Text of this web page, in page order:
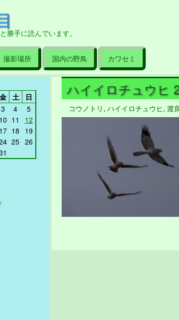
勝手に読んでいます。
撮影場所 国内の野鳥 カワセミ
金 土
日
3 4
5
10 11
12
17 18
19
25 26
ハイイロチュウヒ
コウノトリ , ハイイロチュウヒ , 渡